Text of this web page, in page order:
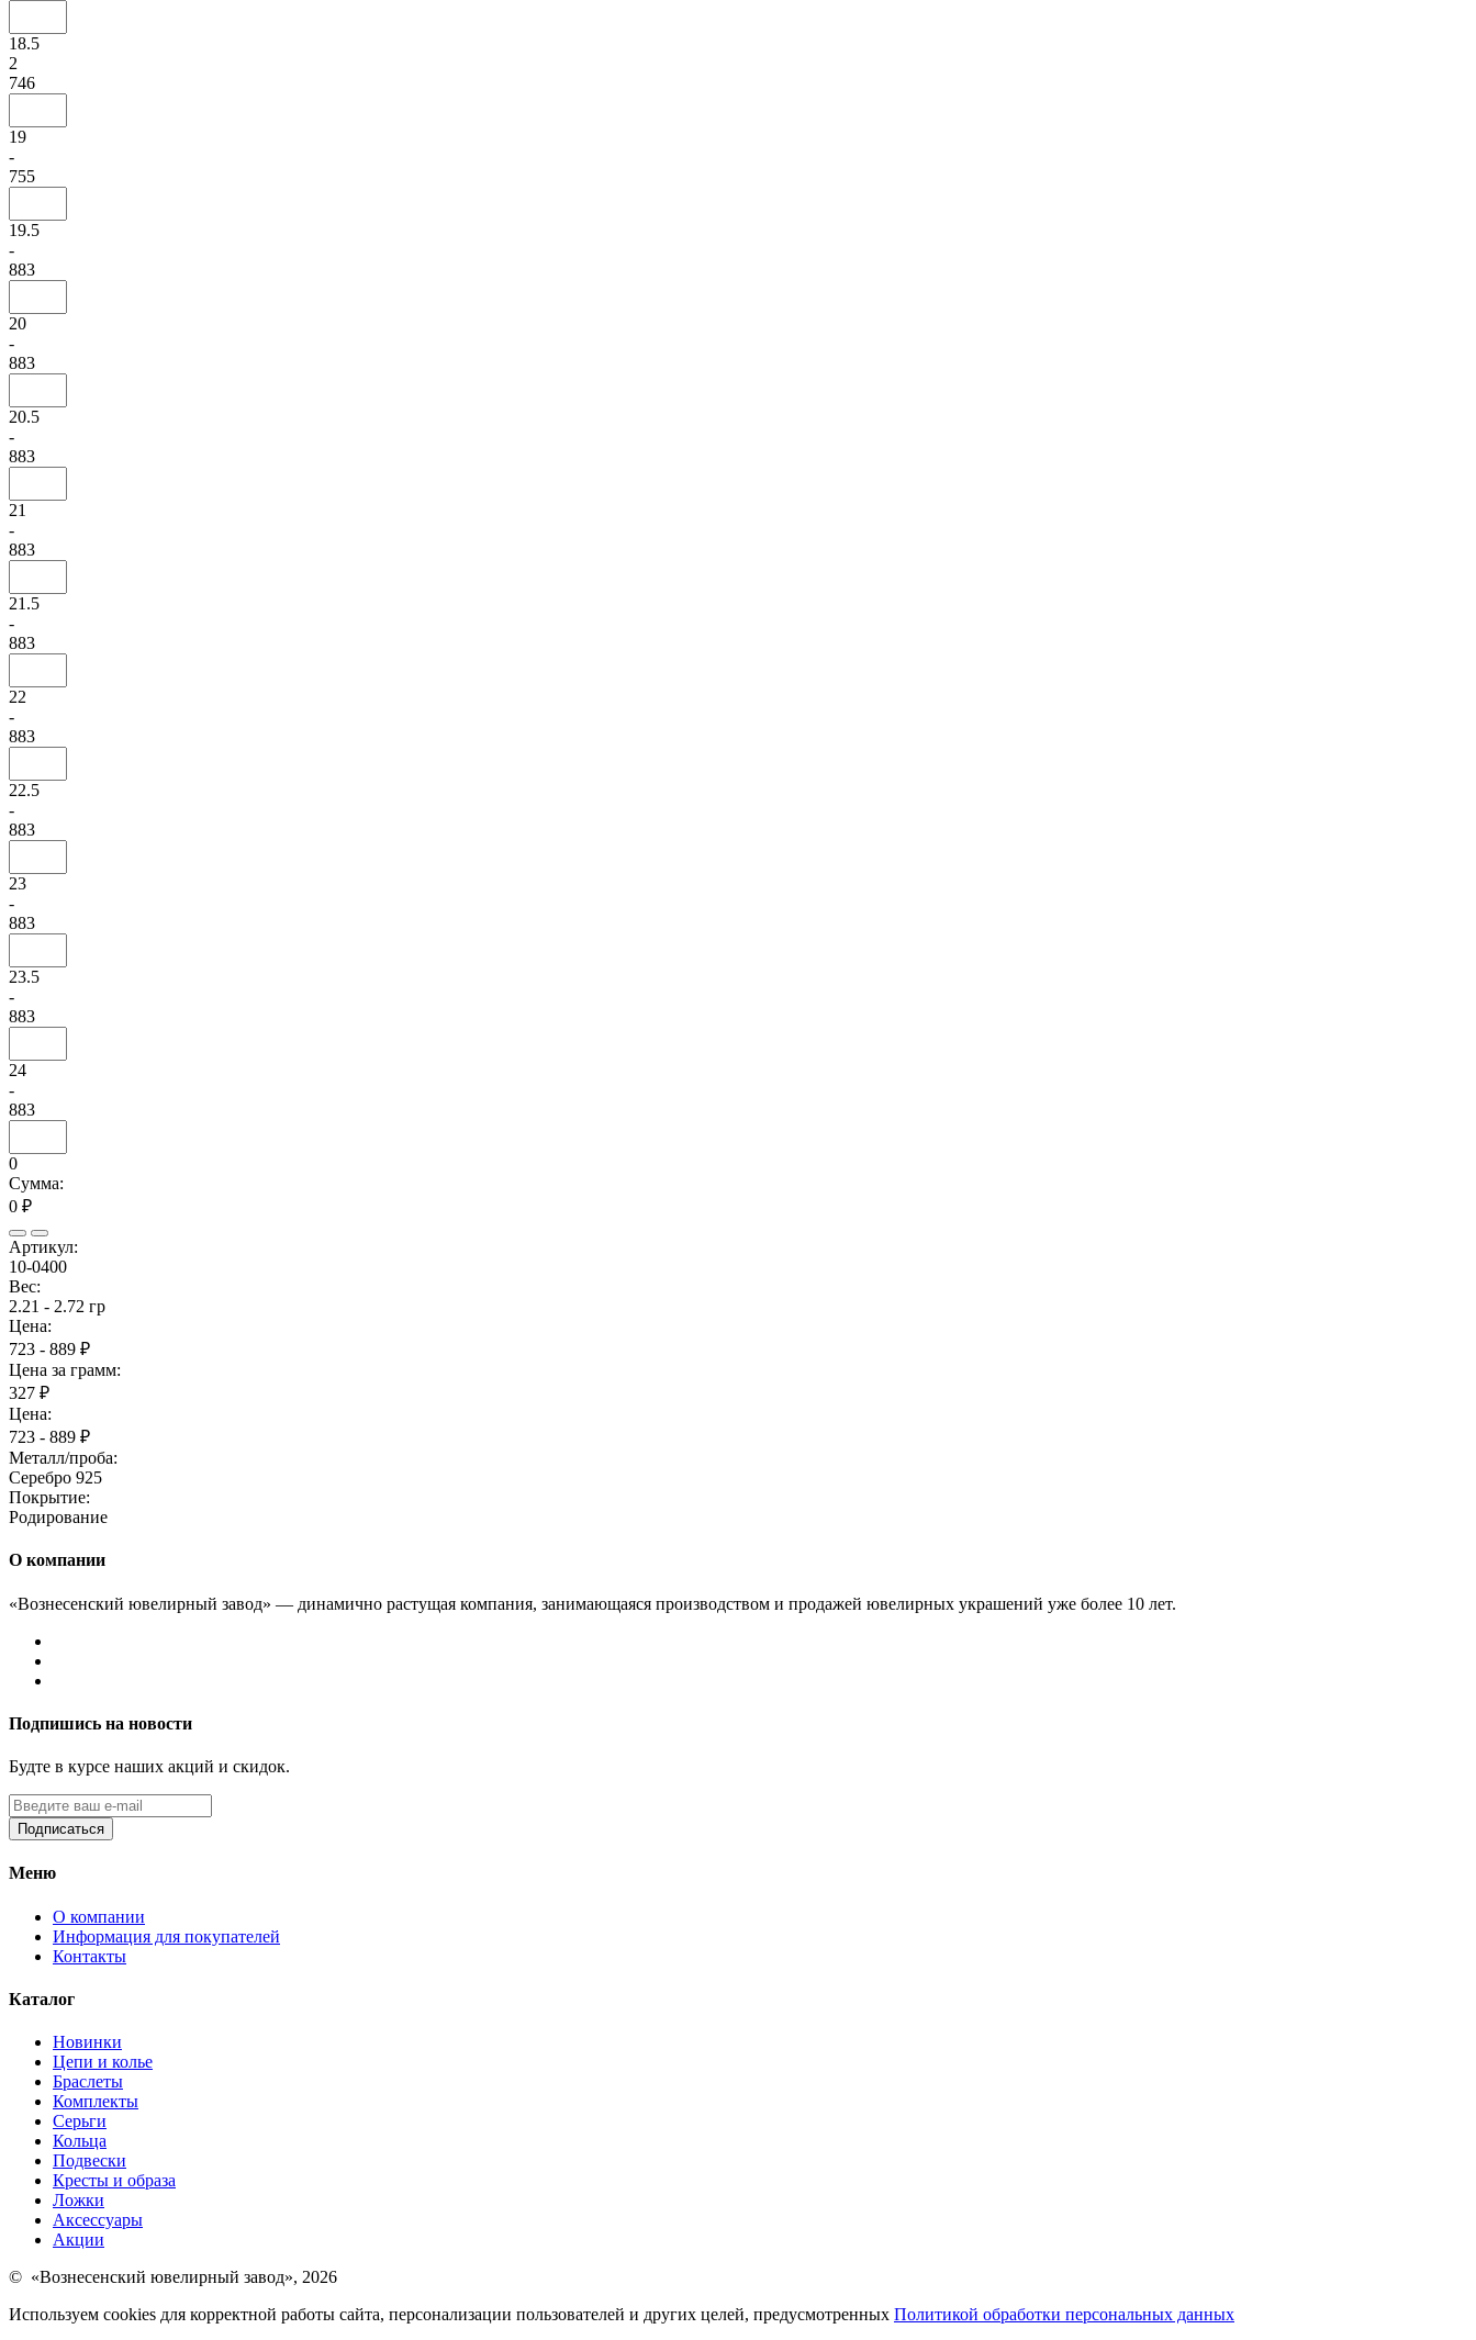
18.5
2
746
19
-
755
19.5
-
883
20
-
883
20.5
-
883
21
-
883
21.5
-
883
22
-
883
22.5
-
883
23
-
883
23.5
-
883
24
-
883
0
Сумма:
0 ₽
Артикул:
10-0400
Вес:
2.21 - 2.72 гр
Цена:
723 - 889 ₽
Цена за грамм:
327 ₽
Цена:
723 - 889 ₽
Металл/проба:
Серебро 925
Покрытие:
Родирование
О компании
«Вознесенский ювелирный завод» — динамично растущая компания, занимающаяся производством и продажей ювелирных украшений уже более 10 лет.
Подпишись на новости
Будте в курсе наших акций и скидок.
Подписаться
Меню
О компании
Информация для покупателей
Контакты
Каталог
Новинки
Цепи и колье
Браслеты
Комплекты
Серьги
Кольца
Подвески
Кресты и образа
Ложки
Аксессуары
Акции
© «Вознесенский ювелирный завод», 2026
Используем cookies для корректной работы сайта, персонализации пользователей и других целей, предусмотренных Политикой обработки персональных данных